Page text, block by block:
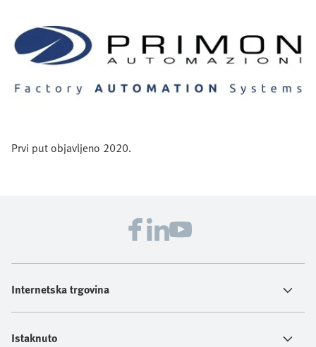
Prvi put objavljeno 2020.
Internetska trgovina
Istaknuto